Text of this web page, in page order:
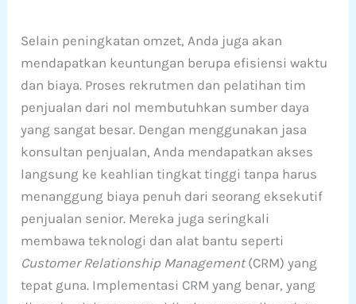
Selain peningkatan omzet, Anda juga akan
mendapatkan keuntungan berupa efisiensi waktu
dan biaya. Proses rekrutmen dan pelatihan tim
penjualan dari nol membutuhkan sumber daya
yang sangat besar. Dengan menggunakan jasa
konsultan penjualan, Anda mendapatkan akses
langsung ke keahlian tingkat tinggi tanpa harus
menanggung biaya penuh dari seorang eksekutif
penjualan senior. Mereka juga seringkali
membawa teknologi dan alat bantu seperti
Customer Relationship Management(CRM) yang
tepat guna. Implementasi CRM yang benar, yang